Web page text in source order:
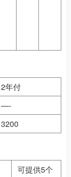
2年付
—-
3200
可提供5个